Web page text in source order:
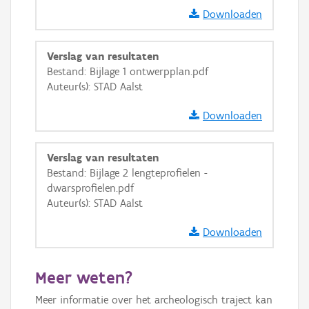
GRB-Basiskaart in grijswaardenDownloaden
Verslag van resultaten
Bestand: Bijlage 1 ontwerpplan.pdf
Auteur(s): STAD Aalst
Downloaden
Verslag van resultaten
Bestand: Bijlage 2 lengteprofielen -
dwarsprofielen.pdf
Auteur(s): STAD Aalst
Downloaden
Meer weten?
Meer informatie over het archeologisch traject kan